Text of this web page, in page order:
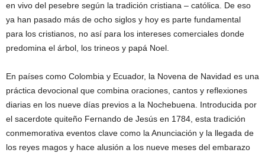
en vivo del pesebre según la tradición cristiana – católica. De eso
ya han pasado más de ocho siglos y hoy es parte fundamental
para los cristianos, no así para los intereses comerciales donde
predomina el árbol, los trineos y papá Noel.
En países como Colombia y Ecuador, la Novena de Navidad es una
práctica devocional que combina oraciones, cantos y reflexiones
diarias en los nueve días previos a la Nochebuena. Introducida por
el sacerdote quiteño Fernando de Jesús en 1784, esta tradición
conmemorativa eventos clave como la Anunciación y la llegada de
los reyes magos y hace alusión a los nueve meses del embarazo